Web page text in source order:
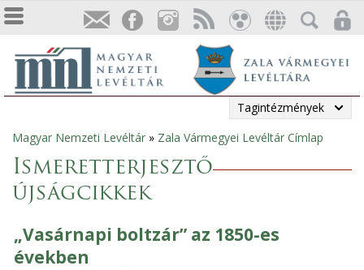
Tagintézmények
Jelenlegi
hely
Magyar Nemzeti Levéltár » Zala Vármegyei Levéltár Címlap
Ismeretterjesztő
újságcikkek
„Vasárnapi boltzár” az 1850-es
években